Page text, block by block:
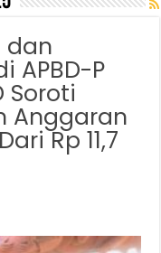
dan
APBD-P
Soroti
Anggaran
Rp 11,7